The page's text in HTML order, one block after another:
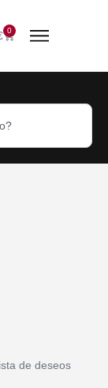
0
de deseos